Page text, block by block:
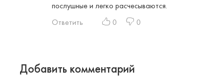
послушные и легко расчесываются.
Ответить
0 0
Добавить комментарий